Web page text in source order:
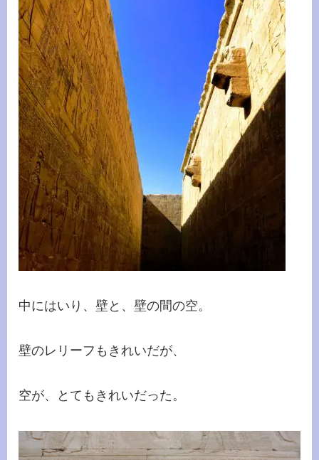
中にはいり、壁と、壁の間の空。
壁のレリーフもきれいだが、
空が、とてもきれいだった。